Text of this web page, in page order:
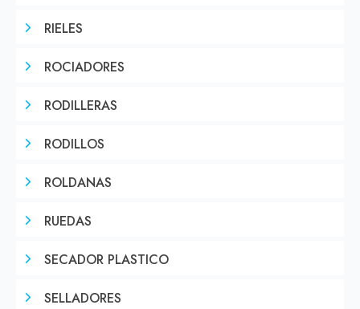
RIELES
ROCIADORES
RODILLERAS
RODILLOS
ROLDANAS
RUEDAS
SECADOR PLASTICO
SELLADORES